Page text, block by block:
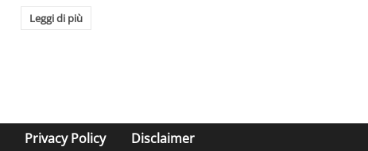
Leggi di più
Privacy Policy Disclaimer